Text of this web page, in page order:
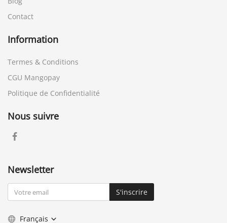
CGU Mangopay
Politique de Confidentialité
Nous suivre
Newsletter
Copyright © 2026 - yeu-annonces